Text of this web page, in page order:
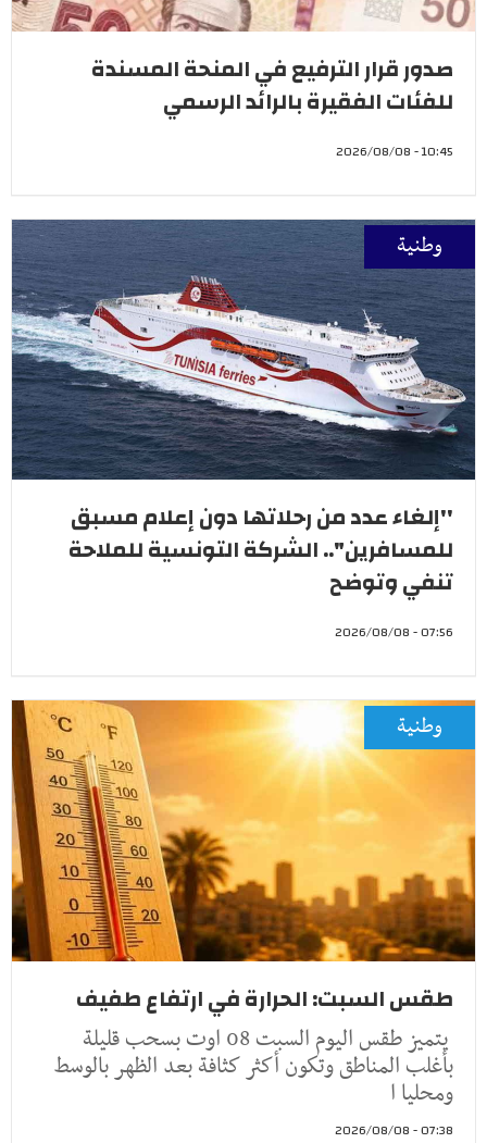
صدور قرار الترفيع في المنحة المسندة
للفئات الفقيرة بالرائد الرسمي
10:45 - 2026/08/08
وطنية
''إلغاء عدد من رحلاتها دون إعلام مسبق
للمسافرين".. الشركة التونسية للملاحة
تنفي وتوضح
07:56 - 2026/08/08
وطنية
طقس السبت: الحرارة في ارتفاع طفيف
يتميز طقس اليوم السبت 08 اوت بسحب قليلة
بأغلب المناطق وتكون أكثر كثافة بعد الظهر بالوسط
ومحليا ا
07:38 - 2026/08/08